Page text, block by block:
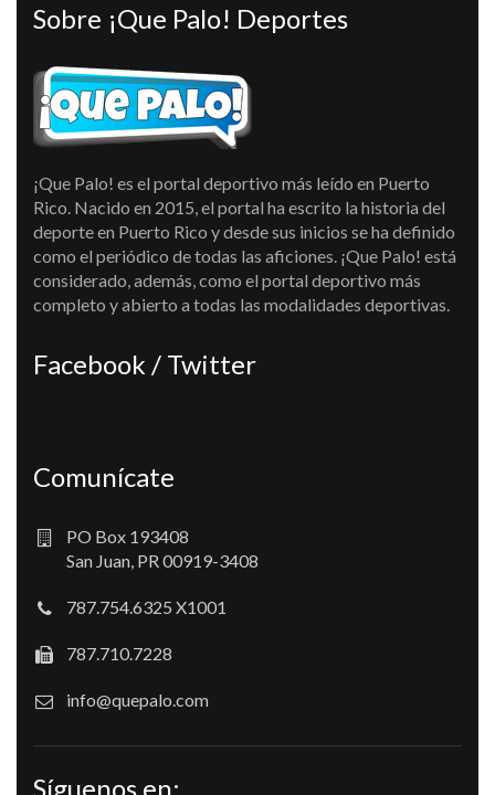
Sobre ¡Que Palo! Deportes
¡Que Palo! es el portal deportivo más leído en Puerto
Rico. Nacido en 2015, el portal ha escrito la historia del
deporte en Puerto Rico y desde sus inicios se ha definido
como el periódico de todas las aficiones. ¡Que Palo! está
considerado, además, como el portal deportivo más
completo y abierto a todas las modalidades deportivas.
Facebook / Twitter
Comunícate
PO Box 193408
San Juan, PR 00919-3408
787.754.6325 X1001
787.710.7228
info@quepalo.com
Síguenos en: